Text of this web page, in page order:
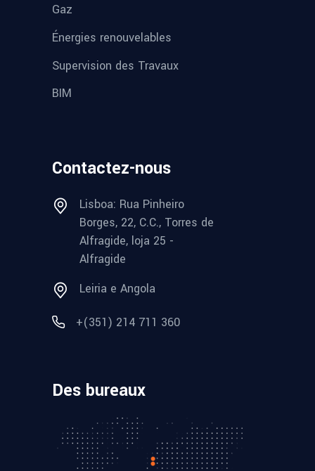
Gaz
Énergies renouvelables
Supervision des Travaux
BIM
Contactez-nous
Lisboa: Rua Pinheiro
Borges, 22, C.C., Torres de
Alfragide, loja 25 -
Alfragide
Leiria e Angola
+(351) 214 711 360
Des bureaux